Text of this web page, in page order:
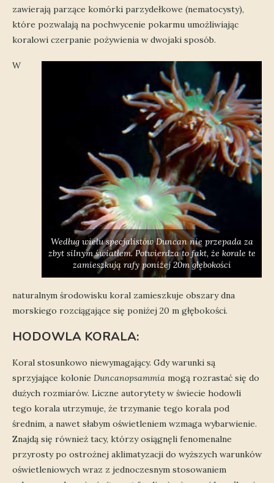
zawierają parzące komórki parzydełkowe (nematocysty),
które pozwalają na pochwycenie pokarmu umożliwiając
koralowi czerpanie pożywienia w dwojaki sposób.
Według wielu specjalistów Duncan nie przepada za
zbyt silnym światłem. Potwierdza to fakt, że korale te
zamieszkują rafy poniżej 20m głębokości
W
naturalnym środowisku koral zamieszkuje obszary dna
morskiego rozciągające się poniżej 20 m głębokości.
HODOWLA KORALA:
Koral stosunkowo niewymagający. Gdy warunki są
sprzyjające kolonie Duncanopsammia mogą rozrastać się do
dużych rozmiarów. Liczne autorytety w świecie hodowli
tego korala utrzymuje, że trzymanie tego korala pod
średnim, a nawet słabym oświetleniem wzmaga wybarwienie.
Znajdą się również tacy, którzy osiągnęli fenomenalne
przyrosty po ostrożnej aklimatyzacji do wyższych warunków
oświetleniowych wraz z jednoczesnym stosowaniem